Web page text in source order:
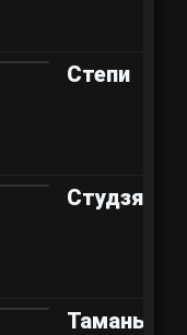
Степи
Студзянки
Тамань